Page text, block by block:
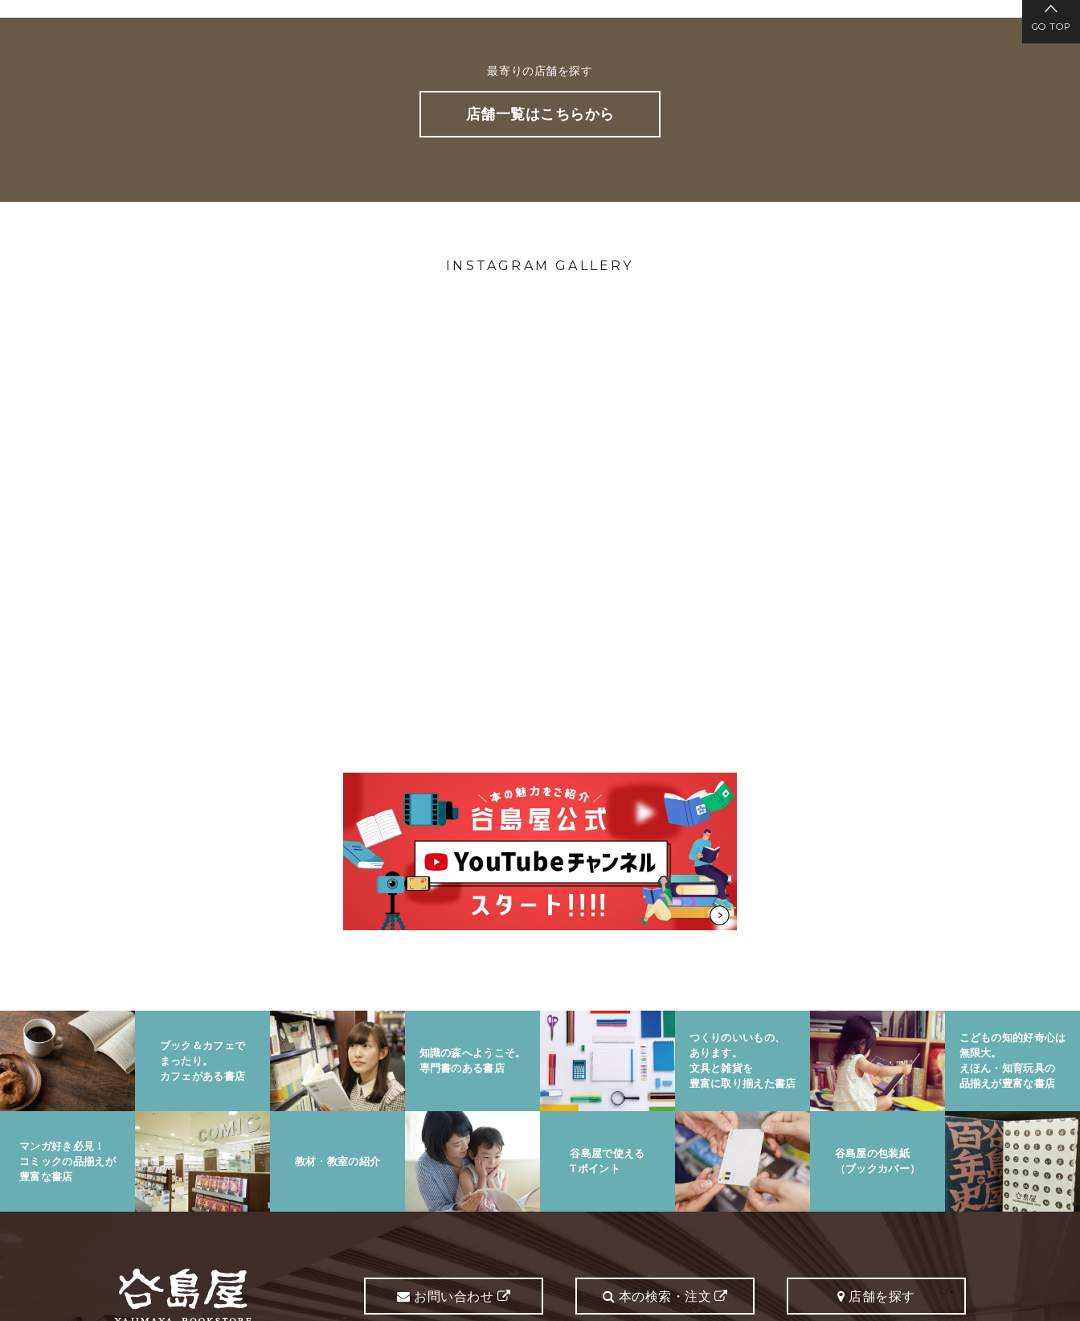
GO TOP
最寄りの店舗を探す
店舗一覧はこちらから
INSTAGRAM GALLERY
ブック＆カフェで
まったり。
カフェがある書店
知識の森へようこそ。
専門書のある書店
つくりのいいもの、
あります。
文具と雑貨を
豊富に取り揃えた書店
こどもの知的好奇心は
無限大。
えほん・知育玩具の
品揃えが豊富な書店
マンガ好き必見！
コミックの品揃えが
豊富な書店
教材・教室の紹介
谷島屋で使える
Tポイント
谷島屋の包装紙
（ブックカバー）
お問い合わせ 本の検索・注文 店舗を探す